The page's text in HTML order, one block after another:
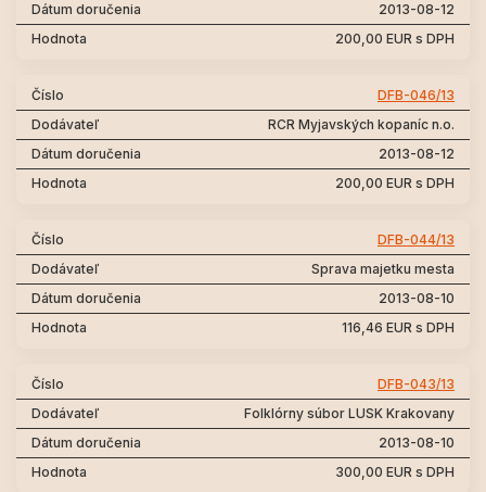
2013-08-12
200,00 EUR s DPH
DFB-046/13
RCR Myjavských kopaníc n.o.
2013-08-12
200,00 EUR s DPH
DFB-044/13
Sprava majetku mesta
2013-08-10
116,46 EUR s DPH
DFB-043/13
Folklórny súbor LUSK Krakovany
2013-08-10
300,00 EUR s DPH